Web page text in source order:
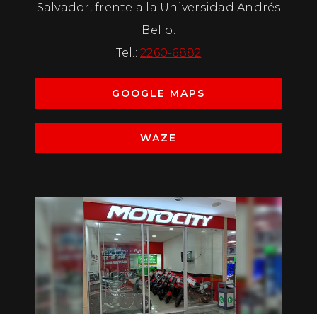
Salvador, frente a la Universidad Andrés
Bello.
Tel.:2260-6882
GOOGLE MAPS
WAZE